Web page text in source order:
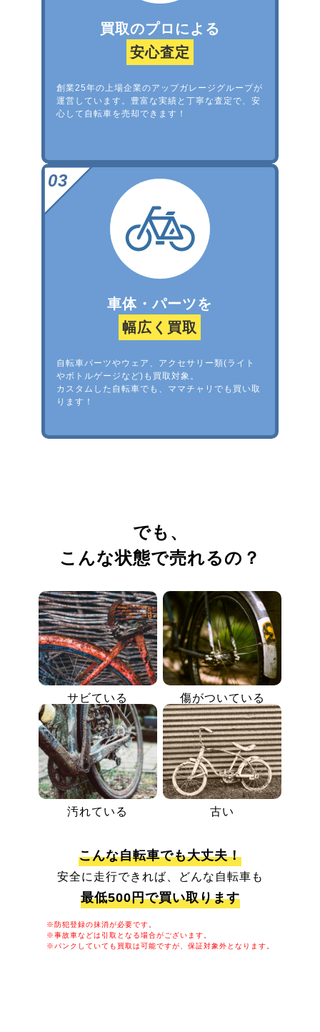
買取のプロによる
安心査定
創業25年の上場企業のアップガレージグループが
運営しています。豊富な実績と丁寧な査定で、安
心して自転車を売却できます！
車体・パーツを
幅広く買取
自転車パーツやウェア、アクセサリー類(ライト
やボトルゲージなど)も買取対象。
カスタムした自転車でも、ママチャリでも買い取
ります！
でも、
こんな状態で売れるの？
サビている 傷がついている
汚れている 古い
こんな自転車でも大丈夫！
安全に走行できれば、どんな自転車も
最低500円で買い取ります
※防犯登録の抹消が必要です。
※事故車などは引取となる場合がございます。
※パンクしていても買取は可能ですが、保証対象外となります。